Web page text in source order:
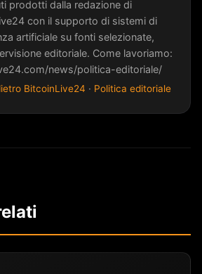
prodotti dalla redazione di
con il supporto di sistemi di
artificiale su fonti selezionate,
editoriale. Come lavoriamo:
news/politica-editoriale/
BitcoinLive24 · Politica editoriale